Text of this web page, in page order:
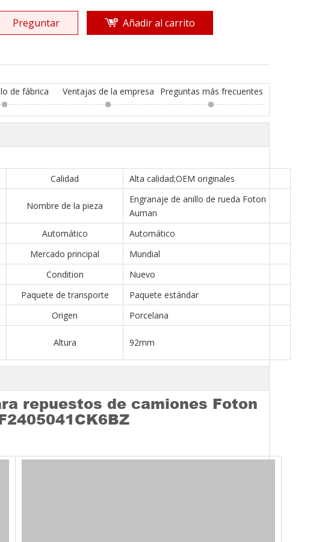
Preguntar Añadir al carrito
de fábrica Ventajas de la empresa Preguntas más frecuentes
Calidad Alta calidad;OEM originales
Nombre de la pieza
Engranaje de anillo de rueda Foton
Auman
Automático
Automático
Mercado principal
Mundial
Condition
Nuevo
Paquete de transporte
Paquete estándar
Origen
Porcelana
Altura 92mm
repuestos de camiones Foton